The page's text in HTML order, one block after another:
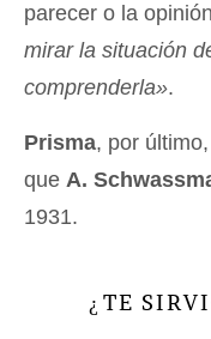
parecer o la
mirar la situación
comprenderla».
Prisma, por
que A.
1931.
¿ TE